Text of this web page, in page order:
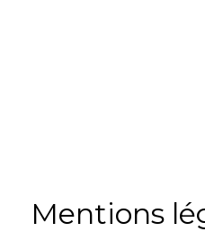
Mentions